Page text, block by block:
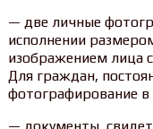
— две личные
исполнении
изображением лица
Для граждан,
фотографирование в